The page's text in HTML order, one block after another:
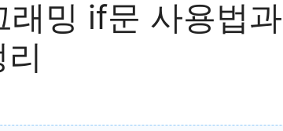
래밍 if문 사용법